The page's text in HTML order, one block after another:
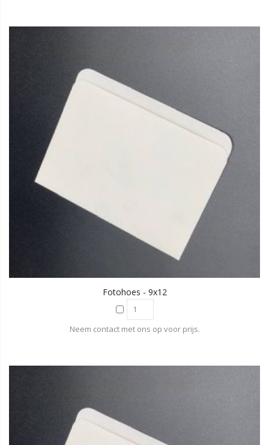
Fotohoes - 9x12
Neem contact met ons op voor prijs.